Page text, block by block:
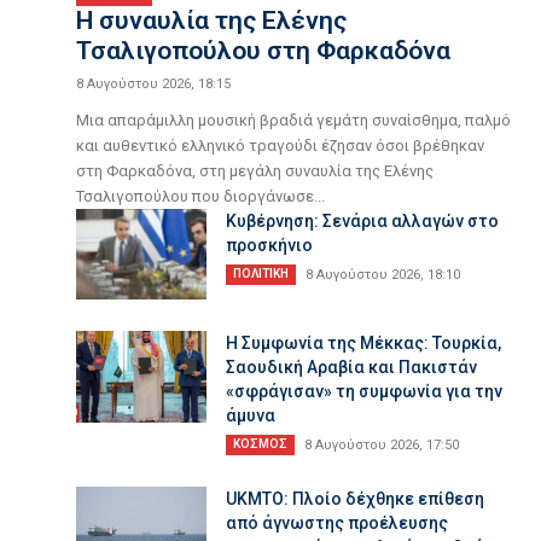
H συναυλία της Ελένης
Τσαλιγοπούλου στη Φαρκαδόνα
8 Αυγούστου 2026, 18:15
Μια απαράμιλλη μουσική βραδιά γεμάτη συναίσθημα, παλμό
και αυθεντικό ελληνικό τραγούδι έζησαν όσοι βρέθηκαν
στη Φαρκαδόνα, στη μεγάλη συναυλία της Ελένης
Τσαλιγοπούλου που διοργάνωσε...
Κυβέρνηση: Σενάρια αλλαγών στο
προσκήνιο
ΠΟΛΙΤΙΚΗ 8 Αυγούστου 2026, 18:10
Η Συμφωνία της Μέκκας: Τουρκία,
Σαουδική Αραβία και Πακιστάν
«σφράγισαν» τη συμφωνία για την
άμυνα
ΚΟΣΜΟΣ 8 Αυγούστου 2026, 17:50
UKMTO: Πλοίο δέχθηκε επίθεση
από άγνωστης προέλευσης